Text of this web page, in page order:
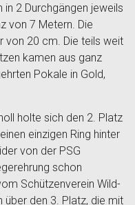
2 Durchgängen jeweils
von 7 Metern. Die
von 20 cm. Die teils weit
kamen aus ganz
Pokale in Gold,
holte sich den 2. Platz
einzigen Ring hinter
von der PSG
schon
Schützenverein Wild-
den 3. Platz, die mit